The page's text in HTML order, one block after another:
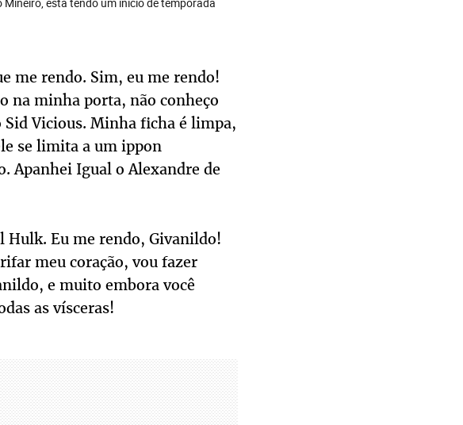
está tendo um início de temporada
me rendo. Sim, eu me rendo!
na minha porta, não conheço
Vicious. Minha ficha é limpa,
se limita a um ippon
Apanhei Igual o Alexandre de
Hulk. Eu me rendo, Givanildo!
meu coração, vou fazer
e muito embora você
as vísceras!